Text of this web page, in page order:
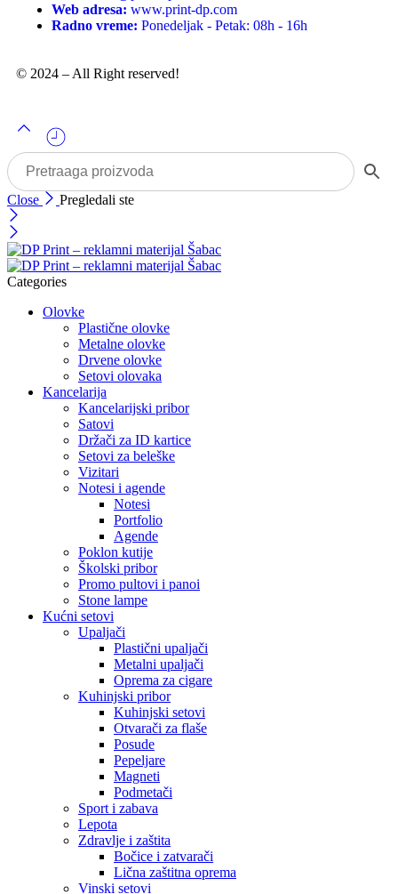
Web adresa: www.print-dp.com
Radno vreme: Ponedeljak - Petak: 08h - 16h
© 2024 – All Right reserved!
Close Pregledali ste
Categories
Olovke
Plastične olovke
Metalne olovke
Drvene olovke
Setovi olovaka
Kancelarija
Kancelarijski pribor
Satovi
Držači za ID kartice
Setovi za beleške
Vizitari
Notesi i agende
Notesi
Portfolio
Agende
Poklon kutije
Školski pribor
Promo pultovi i panoi
Stone lampe
Kućni setovi
Upaljači
Plastični upaljači
Metalni upaljači
Oprema za cigare
Kuhinjski pribor
Kuhinjski setovi
Otvarači za flaše
Posude
Pepeljare
Magneti
Podmetači
Sport i zabava
Lepota
Zdravlje i zaštita
Bočice i zatvarači
Lična zaštitna oprema
Vinski setovi